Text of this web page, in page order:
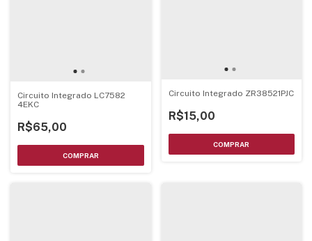
Circuito Integrado LC7582
4EKC
R$65,00
Circuito Integrado ZR38521PJC
R$15,00